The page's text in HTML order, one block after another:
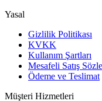
Yasal
Gizlilik Politikası
KVKK
Kullanım Şartları
Mesafeli Satış
Ödeme ve Teslimat
Müşteri Hizmetleri